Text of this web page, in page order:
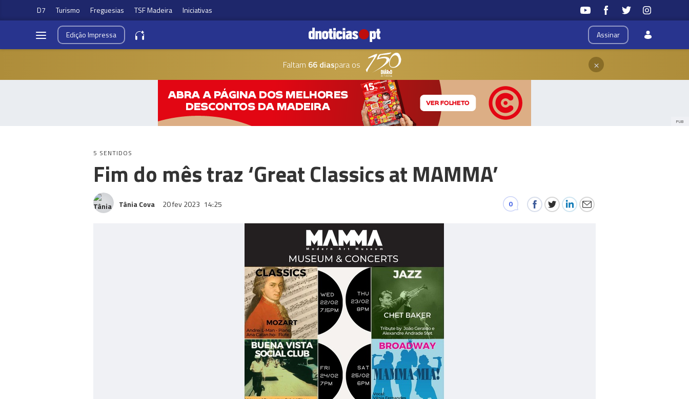
D7 Turismo Freguesias TSF Madeira Iniciativas
Assinar
EdiçãoImpressa
Faltam 66 diaspara os ×
PUB
5 SENTIDOS
Fim do mês traz ‘Great Classics at MAMMA’
Tânia Cova 20 fev 2023 14:25 0